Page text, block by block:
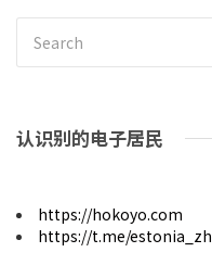
认识别的电子居民
https://hokoyo.com
https://t.me/estonia_zh